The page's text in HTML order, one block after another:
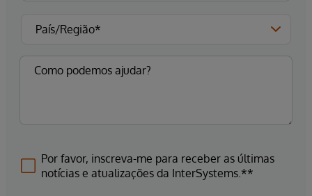
Por favor, inscreva-me para receber as últimas
notícias e atualizações da InterSystems.**